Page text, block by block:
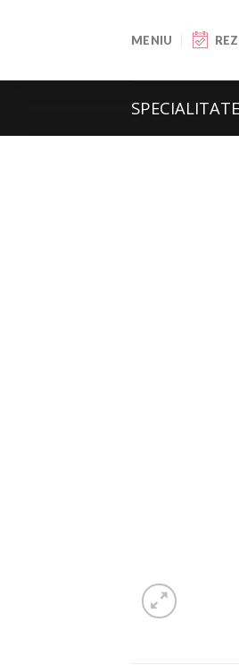
MENIU